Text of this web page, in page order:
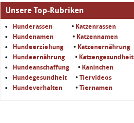
Unsere Top-Rubriken
Hunderassen • Katzenrassen
Hundenamen
• Katzennamen
Hundeerziehung • Katzenernährung
Hundeernährung • Katzengesundheit
Hundeanschaffung • Kaninchen
Hundegesundheit • Tiervideos
Hundeverhalten • Tiernamen